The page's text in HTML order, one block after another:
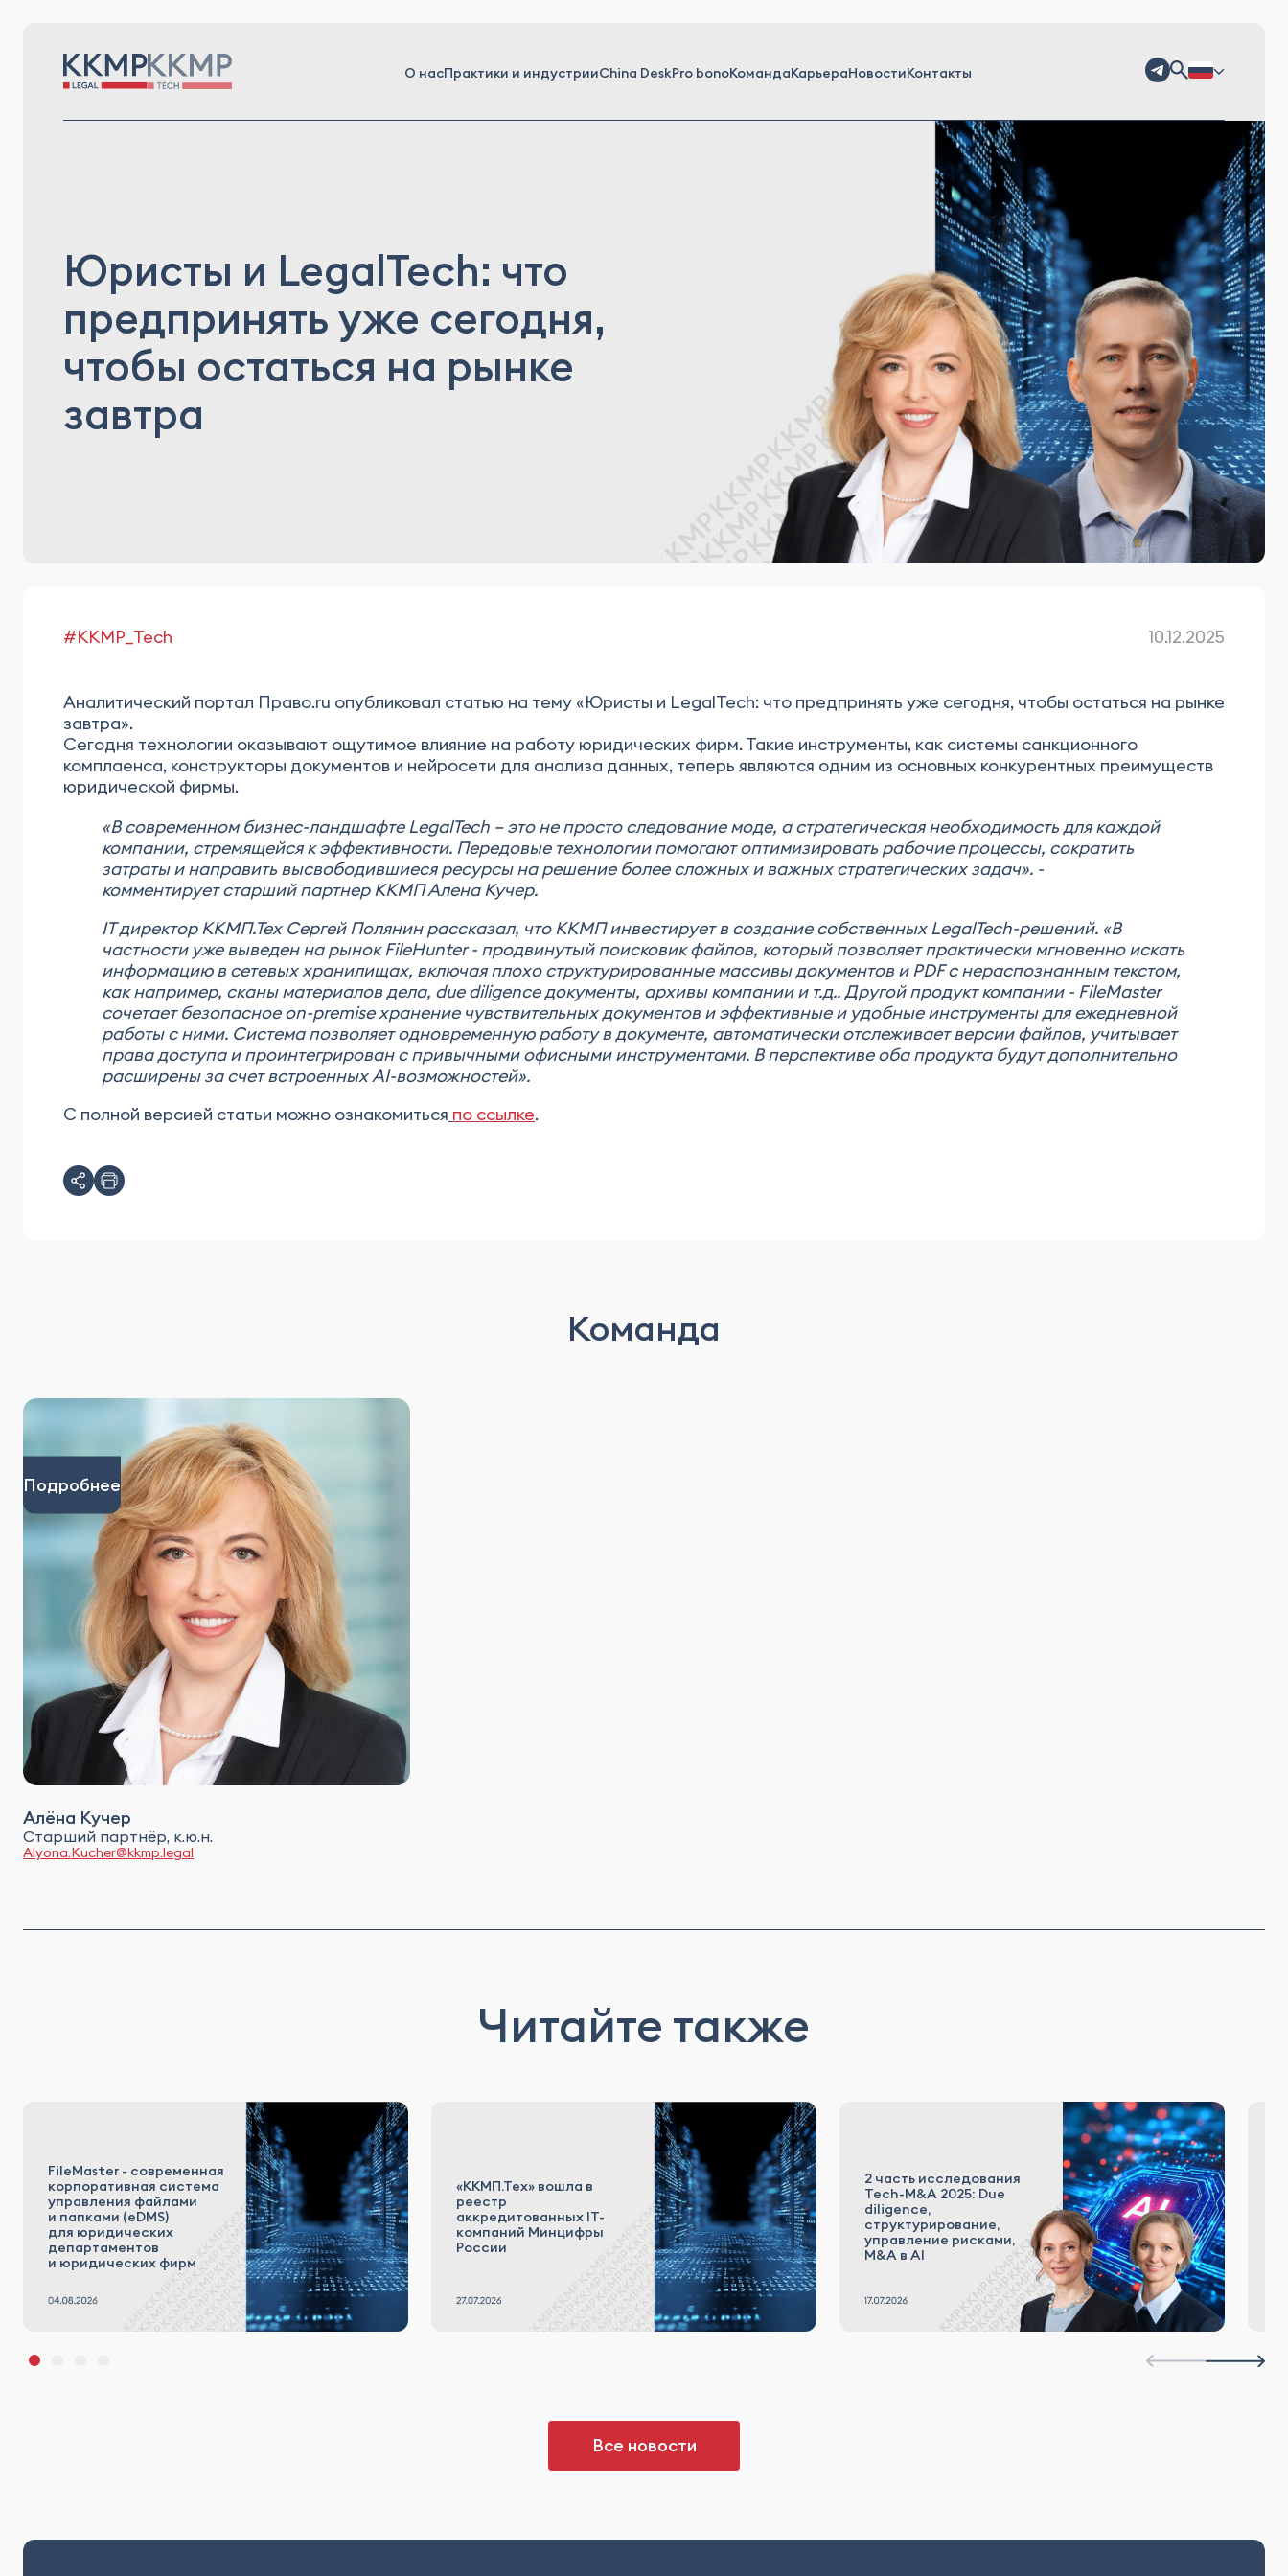
О насПрактики и индустрииChina DeskPro bonoКомандаКарьераНовостиКонтакты
Юристы и LegalTech: что
предпринять уже сегодня,
чтобы остаться на рынке
завтра
#KKMP_Tech 10.12.2025
Аналитический портал Право.ru опубликовал статью на тему «Юристы и LegalTech: что предпринять уже сегодня, чтобы остаться на рынке
завтра».
Сегодня технологии оказывают ощутимое влияние на работу юридических фирм. Такие инструменты, как системы санкционного
комплаенса, конструкторы документов и нейросети для анализа данных, теперь являются одним из основных конкурентных преимуществ
юридической фирмы.
«В современном бизнес-ландшафте LegalTech – это не просто следование моде, а стратегическая необходимость для каждой
компании, стремящейся к эффективности. Передовые технологии помогают оптимизировать рабочие процессы, сократить
затраты и направить высвободившиеся ресурсы на решение более сложных и важных стратегических задач». -
комментируетстарший партнер ККМП Алена Кучер.
IT директор ККМП.Тех Сергей Полянин рассказал, что ККМП инвестирует в создание собственных LegalTech-решений. «В
частности уже выведен на рынок FileHunter - продвинутый поисковик файлов, который позволяет практически мгновенно искать
информацию в сетевых хранилищах, включая плохо структурированные массивы документов и PDF с нераспознанным текстом,
как например, сканы материалов дела, due diligence документы, архивы компании и т.д.. Другой продукт компании - FileMaster
сочетает безопасное on-premise хранение чувствительных документов и эффективные и удобные инструменты для ежедневной
работы с ними. Система позволяет одновременную работу в документе, автоматически отслеживает версии файлов, учитывает
права доступа и проинтегрирован с привычными офисными инструментами. В перспективе оба продукта будут дополнительно
расширены за счет встроенных AI-возможностей».
С полной версией статьи можно ознакомиться по ссылке.
Команда
Подробнее
Алёна Кучер
Старший партнёр, к.ю.н.
Alyona.Kucher@kkmp.legal
Читайте также
FileMaster - современная
корпоративная система
управления файлами
и папками (eDMS)
для юридических
департаментов
и юридических фирм
«ККМП.Тех» вошла в
реестр
аккредитованных IT-
компаний Минцифры
России
2 часть исследования
Tech-M&A 2025: Due
diligence,
структурирование,
управление рисками,
M&A в AI
Все новости